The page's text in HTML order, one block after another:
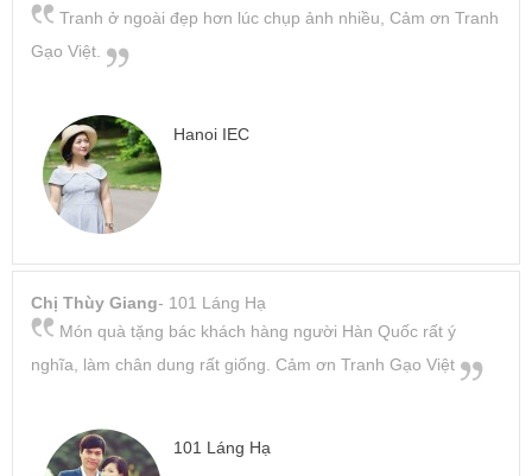
Tranh ở ngoài đẹp hơn lúc chụp ảnh nhiều, Cảm ơn Tranh
Gạo Việt.
Hanoi IEC
Chị Thùy Giang- 101 Láng Hạ
Món quà tặng bác khách hàng người Hàn Quốc rất ý
nghĩa, làm chân dung rất giống. Cảm ơn Tranh Gạo Việt
101 Láng Hạ